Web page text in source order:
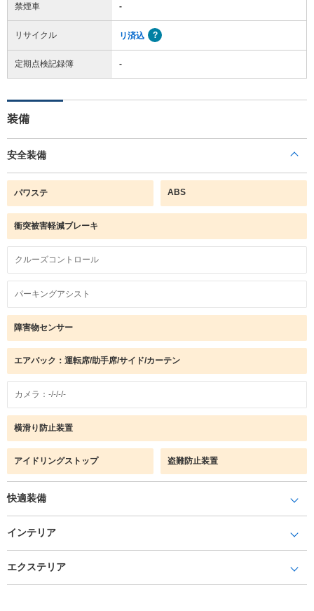
禁煙車 -
リサイクル リ済込
定期点検記録簿 -
装備
安全装備
パワステ ABS
衝突被害軽減ブレーキ
クルーズコントロール
パーキングアシスト
障害物センサー
エアバック：運転席/助手席/サイド/カーテン
カメラ：-/-/-/-
横滑り防止装置
アイドリングストップ 盗難防止装置
快適装備
インテリア
エクステリア